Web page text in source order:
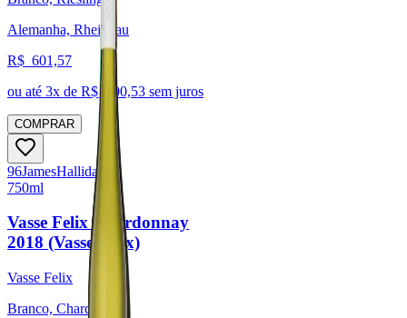
Alemanha, Rheingau
R$ 601,57
ou até 3x de R$ 200,53 sem juros
COMPRAR
96JamesHalliday
750ml
Vasse Felix Chardonnay
2018 (Vasse Felix)
Vasse Felix
Branco, Chardonnay